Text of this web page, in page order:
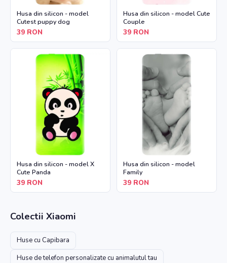
Husa din silicon - model
Cutest puppy dog
39 RON
Husa din silicon - model Cute
Couple
39 RON
Husa din silicon - model X
Cute Panda
39 RON
Husa din silicon - model
Family
39 RON
Colectii Xiaomi
Huse cu Capibara
Huse de telefon personalizate cu animalutul tau